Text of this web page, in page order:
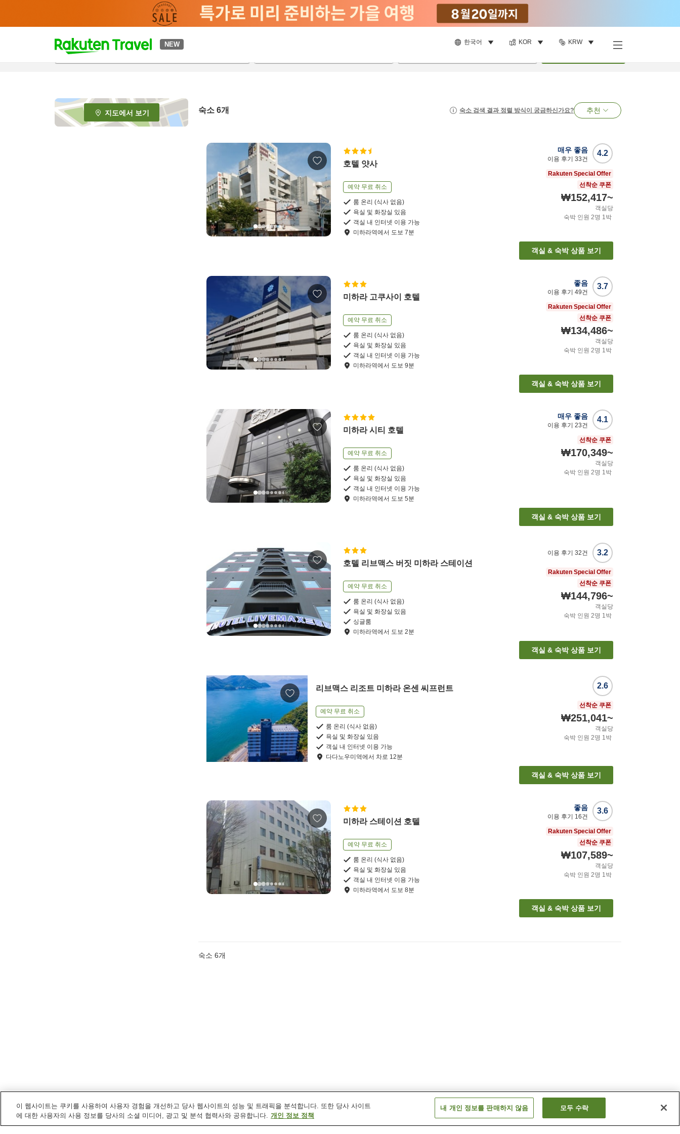
NEW 한국어 KOR KRW
t
p
e
_
s
지도에서 보기 숙소 6개 숙소 검색 결과 정렬 방식이 궁금하신가요? 추천
호텔 얏사
예약 무료 취소
룸 온리 (식사 없음)
욕실 및 화장실 있음
객실 내 인터넷 이용 가능
미하라역에서 도보 7분
4.2
매우 좋음
이용 후기 33건
Rakuten Special Offer
선착순 쿠폰
₩152,417~
객실당
숙박 인원 2명 1박
객실 & 숙박 상품 보기
미하라 고쿠사이 호텔
예약 무료 취소
룸 온리 (식사 없음)
욕실 및 화장실 있음
객실 내 인터넷 이용 가능
미하라역에서 도보 9분
3.7
좋음
이용 후기 49건
Rakuten Special Offer
선착순 쿠폰
₩134,486~
객실당
숙박 인원 2명 1박
객실 & 숙박 상품 보기
미하라 시티 호텔
예약 무료 취소
룸 온리 (식사 없음)
욕실 및 화장실 있음
객실 내 인터넷 이용 가능
미하라역에서 도보 5분
4.1
매우 좋음
이용 후기 23건
선착순 쿠폰
₩170,349~
객실당
숙박 인원 2명 1박
객실 & 숙박 상품 보기
호텔 리브맥스 버짓 미하라 스테이션
예약 무료 취소
룸 온리 (식사 없음)
욕실 및 화장실 있음
싱글룸
미하라역에서 도보 2분
3.2
이용 후기 32건
Rakuten Special Offer
선착순 쿠폰
₩144,796~
객실당
숙박 인원 2명 1박
객실 & 숙박 상품 보기
리브맥스 리조트 미하라 온센 씨프런트
예약 무료 취소
룸 온리 (식사 없음)
욕실 및 화장실 있음
객실 내 인터넷 이용 가능
다다노우미역에서 차로 12분
2.6
선착순 쿠폰
₩251,041~
객실당
숙박 인원 2명 1박
객실 & 숙박 상품 보기
미하라 스테이션 호텔
예약 무료 취소
룸 온리 (식사 없음)
욕실 및 화장실 있음
객실 내 인터넷 이용 가능
미하라역에서 도보 8분
3.6
좋음
이용 후기 16건
Rakuten Special Offer
선착순 쿠폰
₩107,589~
객실당
숙박 인원 2명 1박
객실 & 숙박 상품 보기
숙소 6개
이 웹사이트는 쿠키를 사용하여 사용자 경험을 개선하고 당사 웹사이트의 성능 및 트래픽을 분석합니다. 또한 당사 사이트
에 대한 사용자의 사용 정보를 당사의 소셜 미디어, 광고 및 분석 협력사와 공유합니다. 개인 정보 정책
내 개인 정보를 판매하지 않음 모두 수락